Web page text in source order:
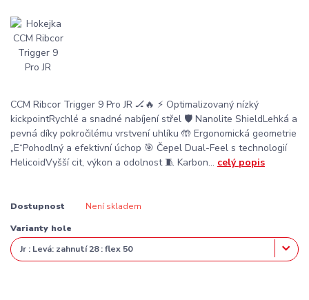
CCM Ribcor Trigger 9 Pro JR 🏒🔥 ⚡ Optimalizovaný nízký
kickpointRychlé a snadné nabíjení střel 🛡️ Nanolite ShieldLehká a
pevná díky pokročilému vrstvení uhlíku 🤲 Ergonomická geometrie
„E“Pohodlný a efektivní úchop 🎯 Čepel Dual-Feel s technologií
HelicoidVyšší cit, výkon a odolnost 🧵 Karbon... celý popis
Dostupnost Není skladem
Varianty hole